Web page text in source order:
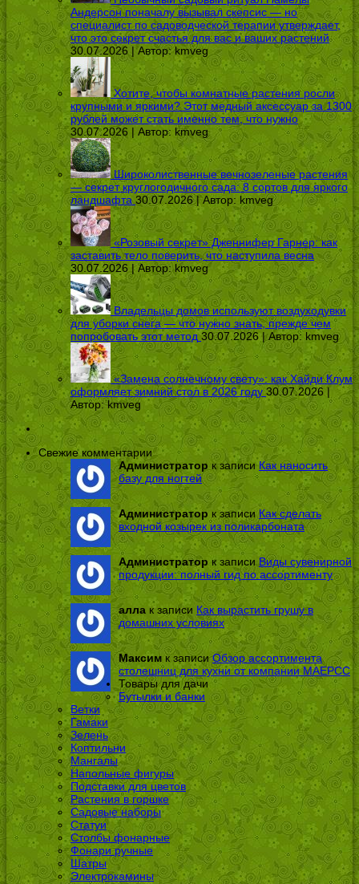
Андерсон поначалу вызывал скепсис — но
специалист по садоводческой терапии утверждает,
что это секрет счастья для вас и ваших растений
30.07.2026 | Автор:kmveg
Хотите, чтобы комнатные растения росли
крупными и яркими? Этот медный аксессуар за 1300
рублей может стать именно тем, что нужно
30.07.2026 | Автор: kmveg
Широколиственные вечнозеленые растения
— секрет круглогодичного сада: 8 сортов для яркого
ландшафта 30.07.2026 | Автор: kmveg
«Розовый секрет» Дженнифер Гарнер: как
заставить тело поверить, что наступила весна
30.07.2026 | Автор:kmveg
Владельцы домов используют воздуходувки
для уборки снега — что нужно знать, прежде чем
попробовать этот метод 30.07.2026 | Автор: kmveg
«Замена солнечному свету»: как Хайди Клум
оформляет зимний стол в 2026 году 30.07.2026 |
Автор:kmveg
Свежие комментарии
Администратор к записи Как наносить
базу для ногтей
Администратор к записиКак сделать
входной козырек из поликарбоната
Администратор к записи Виды сувенирной
продукции: полный гид по ассортименту
алла к записи Как вырастить грушу в
домашних условиях
Максим к записиОбзор ассортимента
столешниц для кухни от компании МАЕРСС
Товары для дачи
Бутылки и банки
Ветки
Гамаки
Зелень
Коптильни
Мангалы
Напольные фигуры
Подставки для цветов
Растения в горшке
Садовые наборы
Статуи
Столбы фонарные
Фонари ручные
Шатры
Электрокамины